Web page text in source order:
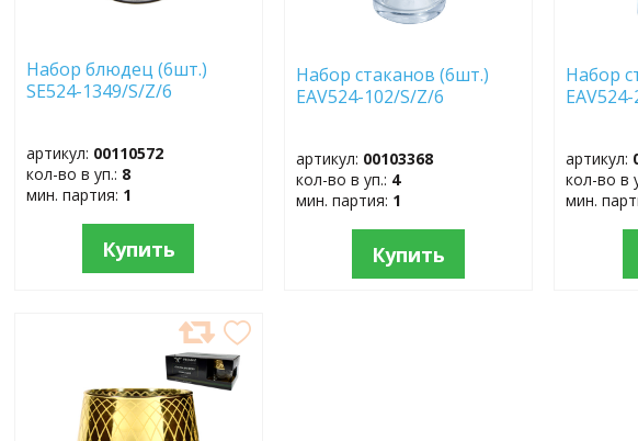
Набор блюдец (6шт.)
SE524-1349/S/Z/6
артикул: 00110572
кол-во в уп.: 8
мин. партия: 1
Купить
Набор стаканов (6шт.)
EAV524-102/S/Z/6
артикул: 00103368
кол-во в уп.: 4
мин. партия: 1
Купить
Набор
артикул:
кол-во в
мин.